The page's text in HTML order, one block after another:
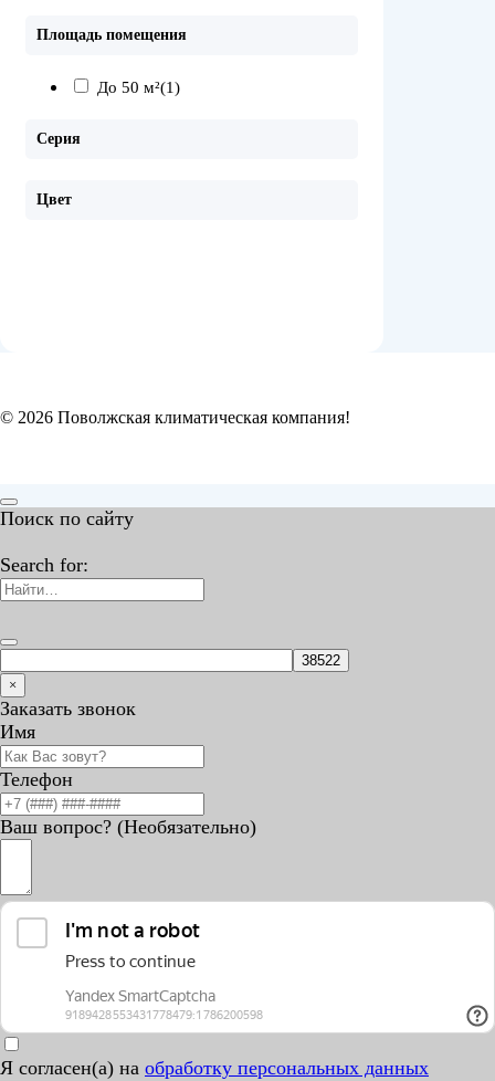
Площадь помещения
До 50 м²(1)
Серия
Цвет
© 2026 Поволжская климатическая компания!
Поиск по сайту
Search for:
×
Заказать звонок
Имя
Телефон
Ваш вопрос? (Необязательно)
Я согласен(а) на обработку персональных данных